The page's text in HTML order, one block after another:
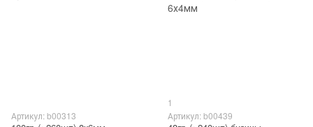
Артикул: b00313
1
Артикул: b00439